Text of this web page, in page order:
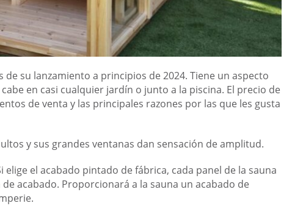
su lanzamiento a principios de 2024. Tiene un aspecto
en casi cualquier jardín o junto a la piscina. El precio de
de venta y las principales razones por las que les gusta
y sus grandes ventanas dan sensación de amplitud.
el acabado pintado de fábrica, cada panel de la sauna
acabado. Proporcionará a la sauna un acabado de